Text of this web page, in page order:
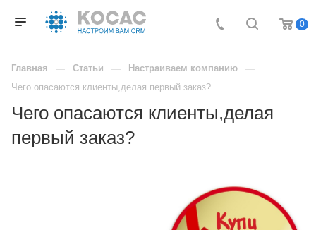
0
Главная Статьи
Настраиваем компанию
Чего опасаются клиенты,делая первый заказ?
Чего опасаются клиенты,делая
первый заказ?